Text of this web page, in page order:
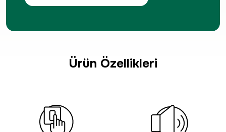
Ürün Özellikleri